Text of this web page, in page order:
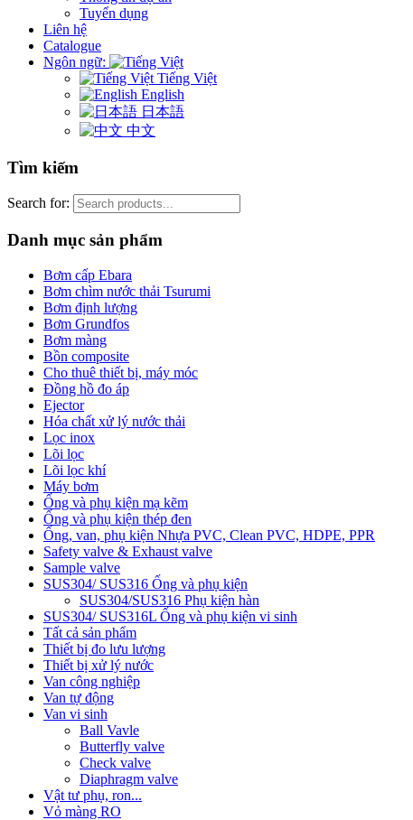
Tuyển dụng
Liên hệ
Catalogue
Ngôn ngữ:
Tiếng Việt
English
日本語
中文
Tìm kiếm
Search for:
Danh mục sản phẩm
Bơm cấp Ebara
Bơm chìm nước thải Tsurumi
Bơm định lượng
Bơm Grundfos
Bơm màng
Bồn composite
Cho thuê thiết bị, máy móc
Đồng hồ đo áp
Ejector
Hóa chất xử lý nước thải
Lọc inox
Lõi lọc
Lõi lọc khí
Máy bơm
Ống và phụ kiện mạ kẽm
Ống và phụ kiện thép đen
Ống, van, phụ kiện Nhựa PVC, Clean PVC, HDPE, PPR
Safety valve & Exhaust valve
Sample valve
SUS304/ SUS316 Ống và phụ kiện
SUS304/SUS316 Phụ kiện hàn
SUS304/ SUS316L Ống và phụ kiện vi sinh
Tất cả sản phẩm
Thiết bị đo lưu lượng
Thiết bị xử lý nước
Van công nghiệp
Van tự động
Van vi sinh
Ball Vavle
Butterfly valve
Check valve
Diaphragm valve
Vật tư phụ, ron...
Vỏ màng RO